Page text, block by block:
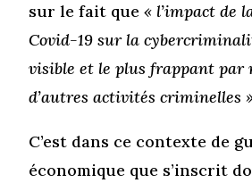
sur le fait que« l’impact de
Covid-19 sur la
visible et le plus frappant par
d’autres activités criminelles
C’est dans ce contexte de
économique que s’inscrit